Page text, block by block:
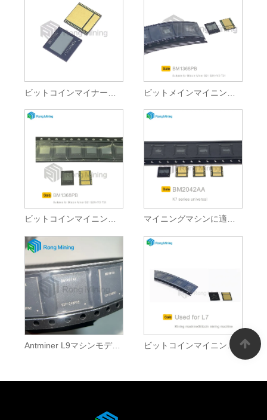
ビットコインマイニングマシンに適したANT ASICチップ マイニングマシンに適したASICチップ
Antminer L9マシンモデル用のBM1491AA ASICチップ ビットコインマイニングマシン専用に設計されたチップ